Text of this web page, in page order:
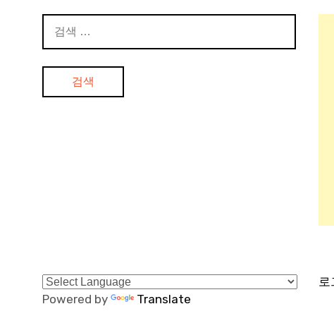
색:
Powered by Translate